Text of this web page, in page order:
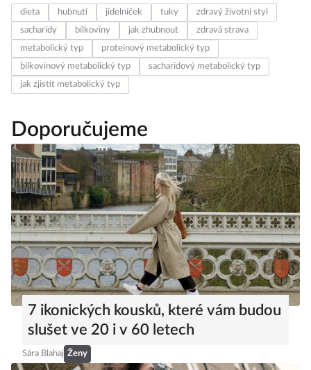
dieta hubnutí jídelníček tuky
zdravý životní styl
sacharidy
bílkoviny jak zhubnout
zdravá strava
metabolický typ
proteinový metabolický typ
bílkovinový metabolický typ
sacharidový metabolický typ
jak zjistit metabolický typ
Doporučujeme
7 ikonických kousků, které vám budou
slušet ve 20 i v 60 letech
Sára Blahaj Ženy